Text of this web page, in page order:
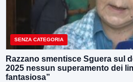
SENZA CATEGORIA
Razzano smentisce Sguera sul
2025 nessun superamento dei
fantasiosa”